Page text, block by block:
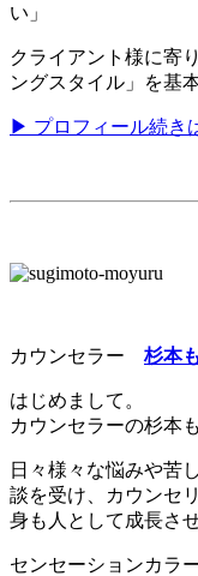
い」
クライアント様に寄
ングスタイル」を基
▶ プロフィール続き
カウンセラー 杉本
はじめまして。
カウンセラーの杉本
日々様々な悩みや苦
談を受け、カウンセ
身も人として成長さ
センセーションカラ